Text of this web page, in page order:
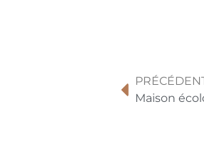
Maison